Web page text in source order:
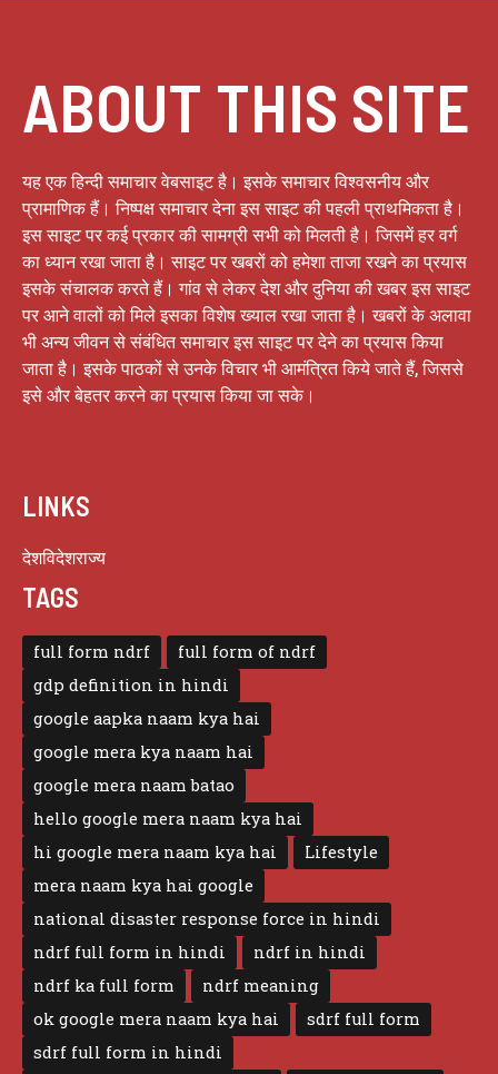
ABOUT THIS SITE
यह एक हिन्दी समाचार वेबसाइट है। इसके समाचार विश्वसनीय और
प्रामाणिक हैं। निष्पक्ष समाचार देना इस साइट की पहली प्राथमिकता है।
इस साइट पर कई प्रकार की सामग्री सभी को मिलती है। जिसमें हर वर्ग
का ध्यान रखा जाता है। साइट पर खबरों को हमेशा ताजा रखने का प्रयास
इसके संचालक करते हैं। गांव से लेकर देश और दुनिया की खबर इस साइट
पर आने वालों को मिले इसका विशेष ख्याल रखा जाता है। खबरों के अलावा
भी अन्य जीवन से संबंधित समाचार इस साइट पर देने का प्रयास किया
जाता है। इसके पाठकों से उनके विचार भी आमंत्रित किये जाते हैं, जिससे
इसे और बेहतर करने का प्रयास किया जा सके।
LINKS
देशविदेशराज्य
TAGS
full form ndrf
full form of ndrf
gdp definition in hindi
google aapka naam kya hai
google mera kya naam hai
google mera naam batao
hello google mera naam kya hai
hi google mera naam kya hai
Lifestyle
mera naam kya hai google
national disaster response force in hindi
ndrf full form in hindi
ndrf in hindi
ndrf ka full form
ndrf meaning
ok google mera naam kya hai
sdrf full form
sdrf full form in hindi